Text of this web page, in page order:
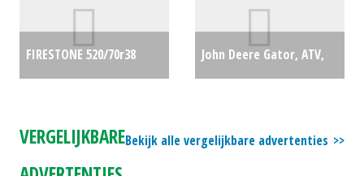
€0
FIRESTONE 520/70r38
John Deere Gator, ATV,
Bekijk alle vergelijkbare advertenties
VERGELIJKBARE